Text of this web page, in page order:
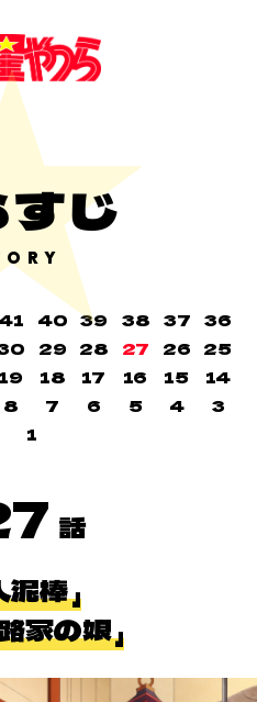
じ
41 40 39 38 37
36
29 28 27 26
25
19 18 17 16 15
14
8 7 6 5 4
3
1
泥棒
家の娘